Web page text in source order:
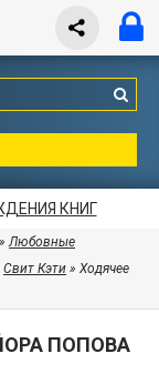
КНИГ
»Любовные
Свит Кэти » Ходячее
ПОПОВА